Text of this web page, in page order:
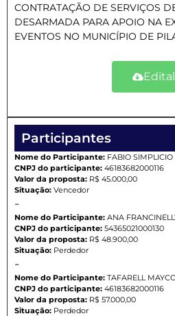
CONTRATAÇÃO DE SERVIÇOS
DESARMADA PARA APOIO NA
EVENTOS NO MUNICÍPIO DE
Edital
Participantes
Nome do Participante: FABIO
CNPJ do participante: 46183682000116
Valor da proposta: R$ 45.000,00
Situação: Vencedor
-
Nome do Participante: ANA
CNPJ do participante: 54365021000130
Valor da proposta: R$ 48.900,00
Situação: Perdedor
-
Nome do Participante: TAFARELL
CNPJ do participante: 46183682000116
Valor da proposta: R$ 57.000,00
Situação: Perdedor